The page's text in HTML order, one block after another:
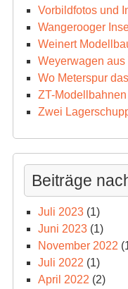
Vorbildfotos und
Wangerooger
Weinert
Weyerwagen
Wo Meterspur
ZT-
Zwei
Beiträge
Juli 2023(1)
Juni 2023(1)
November 2022
Juli 2022 (1)
April 2022 (2)